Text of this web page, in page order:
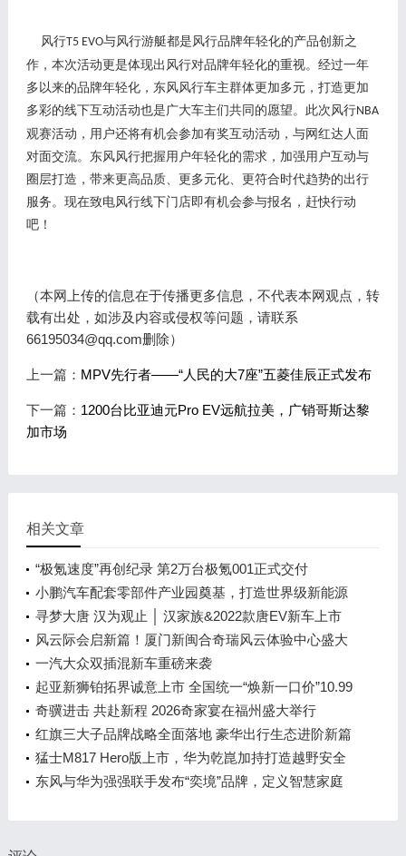
风行T5 EVO与风行游艇都是风行品牌年轻化的产品创新之
作，本次活动更是体现出风行对品牌年轻化的重视。经过一年
多以来的品牌年轻化，东风风行车主群体更加多元，打造更加
多彩的线下互动活动也是广大车主们共同的愿望。此次风行NBA
观赛活动，用户还将有机会参加有奖互动活动，与网红达人面
对面交流。东风风行把握用户年轻化的需求，加强用户互动与
圈层打造，带来更高品质、更多元化、更符合时代趋势的出行
服务。现在致电风行线下门店即有机会参与报名，赶快行动
吧！
（本网上传的信息在于传播更多信息，不代表本网观点，转
载有出处，如涉及内容或侵权等问题，请联系
66195034@qq.com删除）
上一篇： MPV先行者——“人民的大7座”五菱佳辰正式发布
下一篇： 1200台比亚迪元Pro EV远航拉美，广销哥斯达黎
加市场
相关文章
“极氪速度”再创纪录 第2万台极氪001正式交付
小鹏汽车配套零部件产业园奠基，打造世界级新能源
智能汽车集群
寻梦大唐 汉为观止 │ 汉家族&2022款唐EV新车上市
发布会，敬请期待！
风云际会启新篇！厦门新闽合奇瑞风云体验中心盛大
开业
一汽大众双插混新车重磅来袭
起亚新狮铂拓界诚意上市 全国统一“焕新一口价”10.99
万元起
奇骥进击 共赴新程 2026奇家宴在福州盛大举行
红旗三大子品牌战略全面落地 豪华出行生态进阶新篇
章
猛士M817 Hero版上市，华为乾崑加持打造越野安全
标杆！
东风与华为强强联手发布“奕境”品牌，定义智慧家庭